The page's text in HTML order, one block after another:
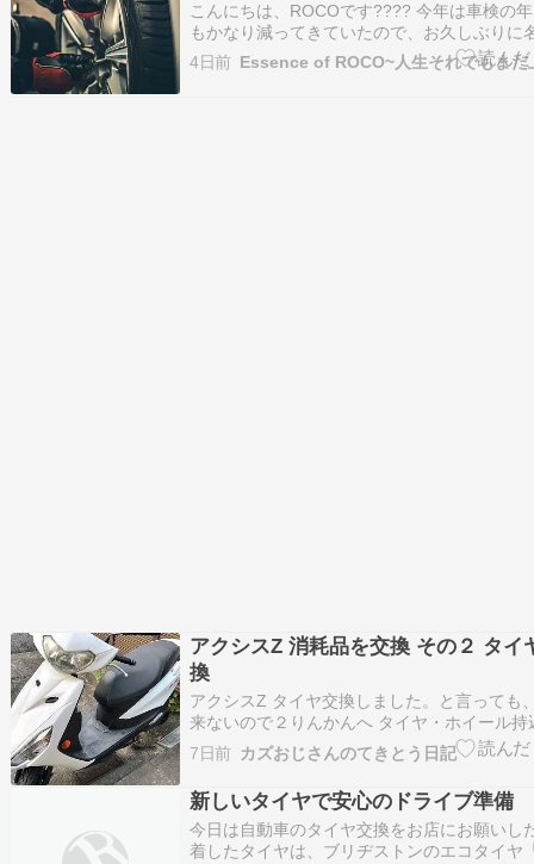
こんにちは、ROCOです???? 今年は車検の
もかなり減ってきていたので、お久しぶりに
区の「太平タイヤ」さんへ行ってきました
ードを見てビックリ！ 最後に行ったのはい
4日前 Essence of ROCO~人生それでもまだ
アクシスZ 消耗品を交換 その２ タイ
換
アクシスZ タイヤ交換しました。と言っても
来ないので２りんかんへ タイヤ・ホイール持
てもらおうと、アマゾンで格安のグリップマ
購入価格は、2本で6560円しかし、２りんか
した。タイヤ・ホイール持込み交換は受け付
ですが、…
7日前 カズおじさんのてきとう日記
新しいタイヤで安心のドライブ準備
今日は自動車のタイヤ交換をお店にお願いし
着したタイヤは、ブリヂストンのエコタイヤ